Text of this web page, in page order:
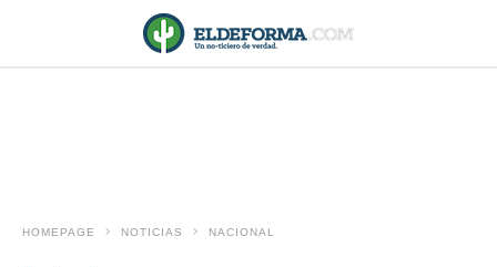
HOMEPAGE NOTICIAS NACIONAL